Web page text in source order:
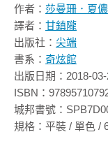
【國外各界佳評如
「有別於任何故事
——《美麗魔物》作
「這本書確實與眾
——《哈比人》系列
作者： 莎曼珊．夏
譯者： 甘鎮隴
出版社： 尖端
書系： 奇炫館
出版日期：2018-
ISBN：
城邦書號：
規格：平裝 / 單